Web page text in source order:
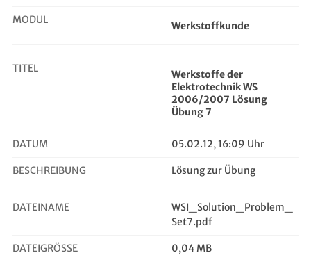
MODUL Werkstoffkunde
TITEL
Werkstoffe der
Elektrotechnik WS
2006/2007 Lösung
Übung 7
DATUM 05.02.12, 16:09 Uhr
BESCHREIBUNG Lösung zur Übung
DATEINAME
WSI_Solution_Problem_
Set7.pdf
DATEIGRÖSSE 0,04 MB